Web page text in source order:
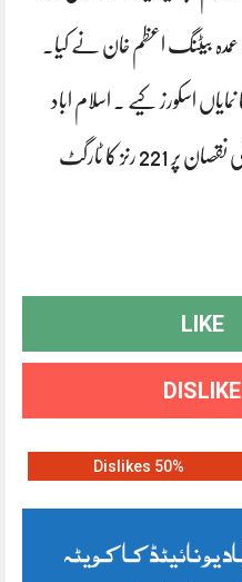
سے عمدہ بیٹنگ اعظم خان نے کیا۔
نے 42 گیندوں پر 97 رنز کا نمایاں اسکورز کیے . اسلام اباد
یونائیٹڈ نے کویٹہ گلیڈی ایٹر کو 6 وکٹوں کی نقصان پر 221 رنز کا ٹارگٹ
LIKE
DISLIKE
50% Dislikes
آباد یونائیٹڈ کا کویٹہ